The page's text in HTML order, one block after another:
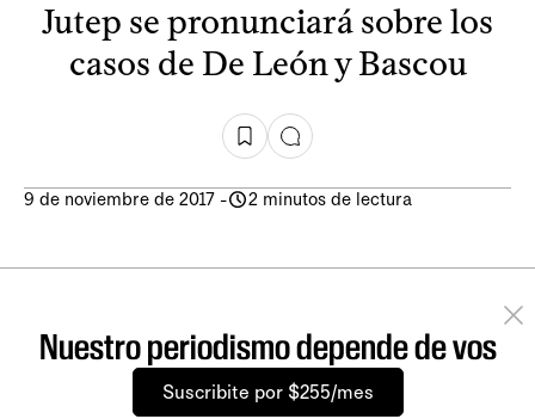
Jutep se pronunciará sobre los
casos de De León y Bascou
9 de noviembre de 2017 - 2 minutos de lectura
Nuestro periodismo depende de vos
Suscribite por $255/mes